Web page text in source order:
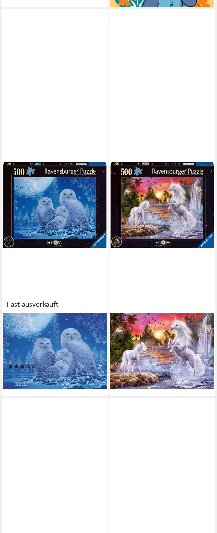
Fast ausverkauft
RAVENSBURGER
Puzzle Glow in the Dark,
Eulen im Mondschein, 500
Puzzleteile, Made in Germany
(1)
ab 21,73 €
lieferbar - in 3-4 Werktagen bei dir
RAVENSBURGER
Puzzle Glow in the Dark,
Einhörner am Fluss, 500
Puzzleteile, Made in Germany
ab 21,73 €
lieferbar - in 3-4 Werktagen bei dir